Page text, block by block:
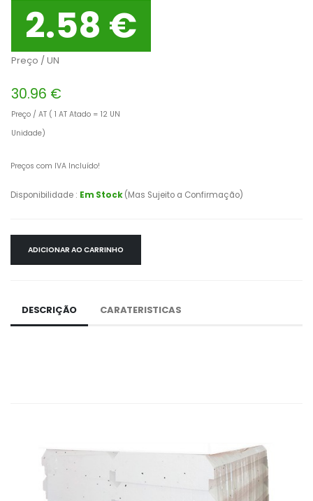
2.58 €
Preço / UN
30.96 €
Preço / AT ( 1 AT Atado = 12 UN
Unidade)
Preços com IVA Incluído!
Disponibilidade : Em Stock(Mas Sujeito a Confirmação)
ADICIONAR AO CARRINHO
DESCRIÇÃO CARATERISTICAS